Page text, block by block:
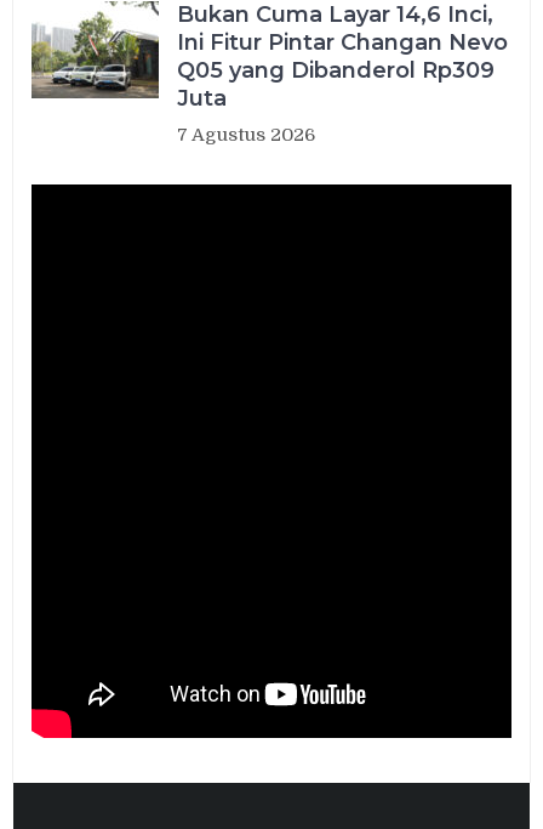
Bukan Cuma Layar 14,6 Inci,
Ini Fitur Pintar Changan Nevo
Q05 yang Dibanderol Rp309
Juta
7 Agustus 2026